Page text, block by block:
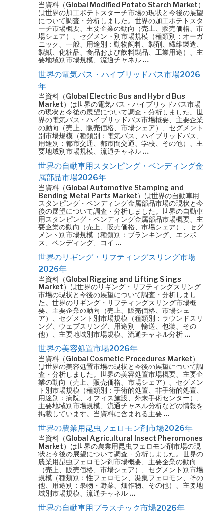
当資料（Global Modified Potato Starch Market）
は世界の加工ポテトスターチ市場の現状と今後の展望
について調査・分析しました。世界の加工ポテトスタ
ーチ市場概要、主要企業の動向（売上、販売価格、市
場シェア）、セグメント別市場規模（種類別：オーガ
ニック、一般、用途別：動物飼料、製剤、繊維製造、
製紙、化粧品、食品および飲料製品、工業用途）、主
要地域別市場規模、流通チャネル …
世界の電気バス・ハイブリッドバス市場2026
年
当資料（Global Electric Bus and Hybrid Bus
Market）は世界の電気バス・ハイブリッドバス市場
の現状と今後の展望について調査・分析しました。世
界の電気バス・ハイブリッドバス市場概要、主要企業
の動向（売上、販売価格、市場シェア）、セグメント
別市場規模（種類別：電気バス、ハイブリッドバス、
用途別：都市交通、都市間交通、学校、その他）、主
要地域別市場規模、流通チャネル …
世界の自動車用スタンピング・ベンディング金
属部品市場2026年
当資料（Global Automotive Stamping and
Bending Metal Parts Market）は世界の自動車用
スタンピング・ベンディング金属部品市場の現状と今
後の展望について調査・分析しました。世界の自動車
用スタンピング・ベンディング金属部品市場概要、主
要企業の動向（売上、販売価格、市場シェア）、セグ
メント別市場規模（種類別：ブランキング、エンボ
ス、ベンディング、コイ …
世界のリギング・リフティングスリング市場
2026年
当資料（Global Rigging and Lifting Slings
Market）は世界のリギング・リフティングスリング
市場の現状と今後の展望について調査・分析しまし
た。世界のリギング・リフティングスリング市場概
要、主要企業の動向（売上、販売価格、市場シェ
ア）、セグメント別市場規模（種類別：ラウンドスリ
ング、ウェブスリング、用途別：輸送、包装、その
他）、主要地域別市場規模、流通チャネル分析 …
世界の美容処置市場2026年
当資料（Global Cosmetic Procedures Market）
は世界の美容処置市場の現状と今後の展望について調
査・分析しました。世界の美容処置市場概要、主要企
業の動向（売上、販売価格、市場シェア）、セグメン
ト別市場規模（種類別：手術的処置、非手術的処置、
用途別：病院、オフィス施設、外来手術センター）、
主要地域別市場規模、流通チャネル分析などの情報を
掲載しています。当資料に含まれる主要 …
世界の農業用昆虫フェロモン剤市場2026年
当資料（Global Agricultural Insect Pheromones
Market）は世界の農業用昆虫フェロモン剤市場の現
状と今後の展望について調査・分析しました。世界の
農業用昆虫フェロモン剤市場概要、主要企業の動向
（売上、販売価格、市場シェア）、セグメント別市場
規模（種類別：性フェロモン、凝集フェロモン、その
他、用途別：果物・野菜、畑作物、その他）、主要地
域別市場規模、流通チャネル …
世界の自動車用プラスチック市場2026年